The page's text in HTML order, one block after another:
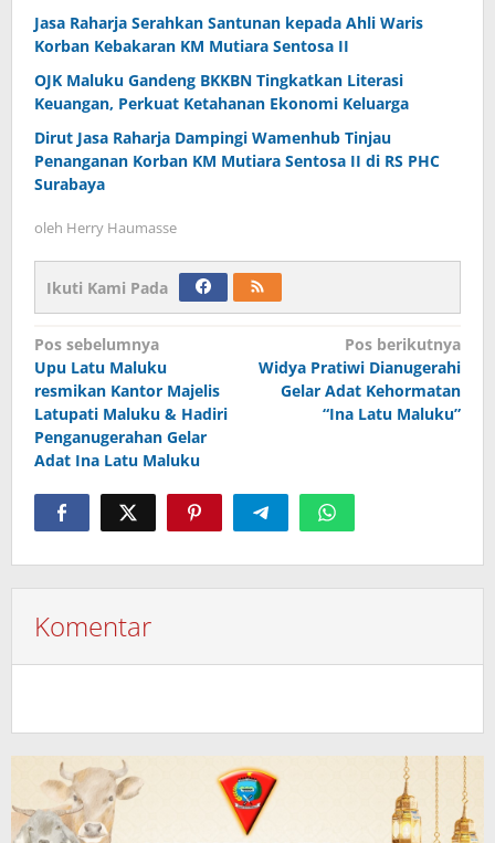
Jasa Raharja Serahkan Santunan kepada Ahli Waris
Korban Kebakaran KM Mutiara Sentosa II
OJK Maluku Gandeng BKKBN Tingkatkan Literasi
Keuangan, Perkuat Ketahanan Ekonomi Keluarga
Dirut Jasa Raharja Dampingi Wamenhub Tinjau
Penanganan Korban KM Mutiara Sentosa II di RS PHC
Surabaya
oleh Herry Haumasse
Ikuti Kami Pada
Navigasi
pos
Pos sebelumnya
Upu Latu Maluku
resmikan Kantor Majelis
Latupati Maluku & Hadiri
Penganugerahan Gelar
Adat Ina Latu Maluku
Pos berikutnya
Widya Pratiwi Dianugerahi
Gelar Adat Kehormatan
“Ina Latu Maluku”
Komentar